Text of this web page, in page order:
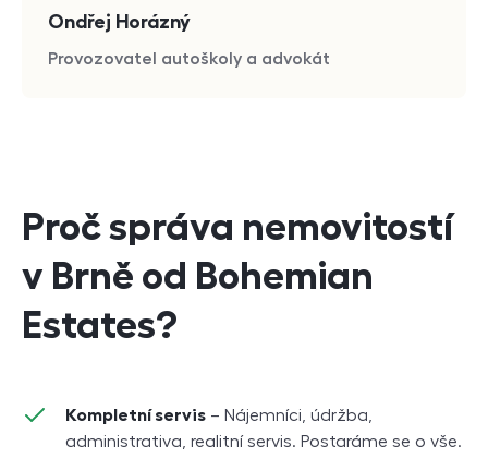
Ondřej Horázný
Provozovatel autoškoly a advokát
Proč správa nemovitostí
v Brně od Bohemian
Estates?
Kompletní servis – Nájemníci, údržba,
administrativa, realitní servis. Postaráme se o vše.